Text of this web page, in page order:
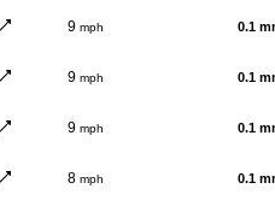
9 mph 0.1
9 mph 0.1
9 mph 0.1
8 mph 0.1